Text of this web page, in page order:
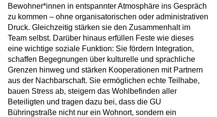
Neu in Berlin-Zehlendorf: HERO übernimmt
GU Am Beelitzhof
Mehr als Betreuung: Pädagogische
Förderung für Kinder in der Notunterkunft
HERO wächst weiter: Neuer Einsatz in
Niedersachsen
Halloween in den HERO-Unterkünften
Bewohner*innen in entspannter Atmosphäre ins Gespräch
zu kommen – ohne organisatorischen oder administrativen
Druck. Gleichzeitig stärken sie den Zusammenhalt im
Team selbst. Darüber hinaus erfüllen Feste wie dieses
eine wichtige soziale Funktion: Sie fördern Integration,
schaffen Begegnungen über kulturelle und sprachliche
Grenzen hinweg und stärken Kooperationen mit Partnern
aus der Nachbarschaft. Sie ermöglichen echte Teilhabe,
bauen Stress ab, steigern das Wohlbefinden aller
Beteiligten und tragen dazu bei, dass die GU
Bühringstraße nicht nur ein Wohnort, sondern ein